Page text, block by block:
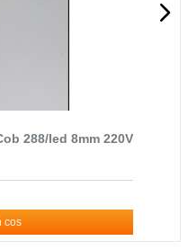
288/led 8mm 220V
cos